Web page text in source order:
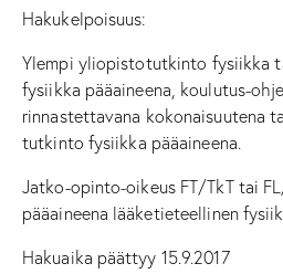
Hakukelpoisuus:
Ylempi yliopistotutkinto fysiikka
fysiikka pääaineena, koulutus-
rinnastettavana kokonaisuutena
tutkinto fysiikka pääaineena.
Jatko-opinto-oikeus FT/TkT tai
pääaineena lääketieteellinen
Hakuaika päättyy 15.9.2017